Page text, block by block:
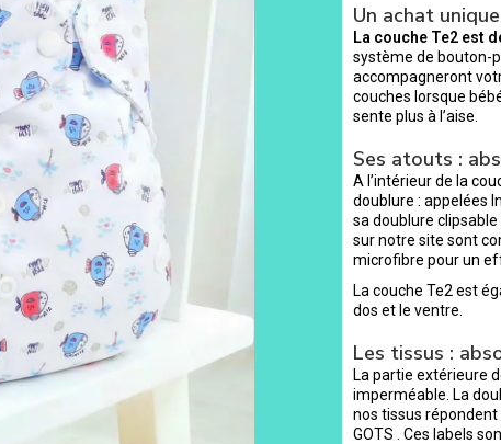
Un achat
La couche Te2 est
système de bouton-
accompagneront
couches lorsque
sente plus à l’aise.
Ses atouts :
A l’intérieur de la
doublure : appelées
sa doublure
sur notre site sont
microfibre pour un
La couche Te2 est
dos et le ventre.
Les tissus :
La partie extérieure
imperméable. La
nos tissus répondent
GOTS . Ces labels